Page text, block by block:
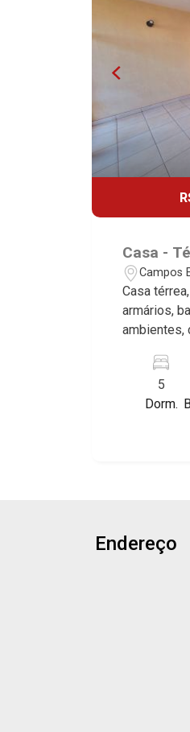
Cozinha
de serviço
- Jardim -
Martinelli
absoluta
Ribeirão
de alto
venda e
desejados
vida incomparável.
da região,
Luisa,
Borda do
Vista,
Jardim
Colina do
Guaporé 1,
Marco,
Manacás,
Figueira
Saint
Vista,
Portal da
da Mata,
Park,
Villa
Casa -
Campos
Casa
armários,
ambientes,
vestiário,
de
excelente
5
Dorm.
Endereço